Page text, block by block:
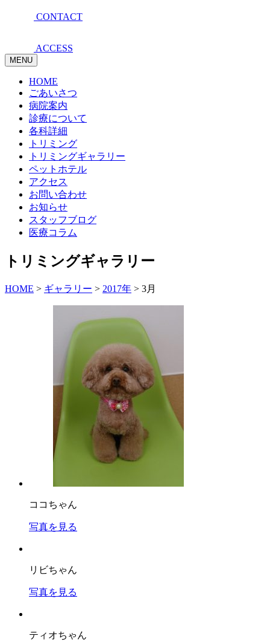
CONTACT
ACCESS
MENU
HOME
ごあいさつ
病院案内
診療について
各科詳細
トリミング
トリミングギャラリー
ペットホテル
アクセス
お問い合わせ
お知らせ
スタッフブログ
医療コラム
トリミングギャラリー
HOME > ギャラリー > 2017年 > 3月
ココちゃん
写真を見る
リビちゃん
写真を見る
ティオちゃん